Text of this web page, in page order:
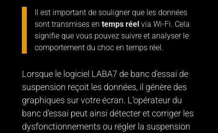
Il est important de souligner que les données
sont transmises en temps réel via Wi-Fi. Cela
signifie que vous pouvez suivre et analyser le
comportement du choc en temps réel.
Lorsque le logiciel LABA7 de banc d’essai de
suspension reçoit les données, il génère des
graphiques sur votre écran. L’opérateur du
banc d’essai peut ainsi détecter et corriger les
dysfonctionnements ou régler la suspension